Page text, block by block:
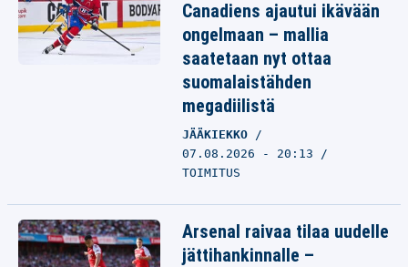
Canadiens ajautui ikävään
ongelmaan – mallia
saatetaan nyt ottaa
suomalaistähden
megadiilistä
JÄÄKIEKKO
07.08.2026 - 20:13
TOIMITUS
Arsenal raivaa tilaa uudelle
jättihankinnalle –